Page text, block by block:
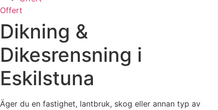
Offert
Dikning &
Dikesrensning i
Eskilstuna
Äger du en fastighet, lantbruk, skog eller annan typ av